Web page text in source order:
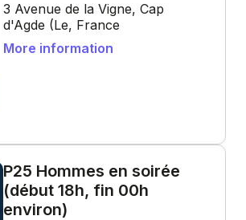
3 Avenue de la Vigne, Cap
d'Agde (Le, France
More information
P25 Hommes en soirée
(début 18h, fin 00h
environ)